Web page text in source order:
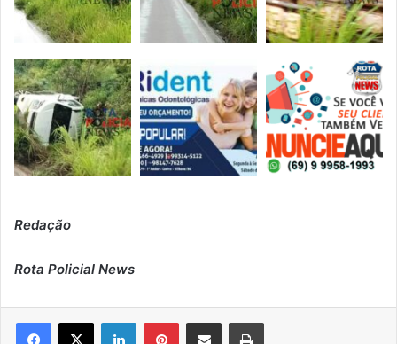
Redação
Rota Policial News